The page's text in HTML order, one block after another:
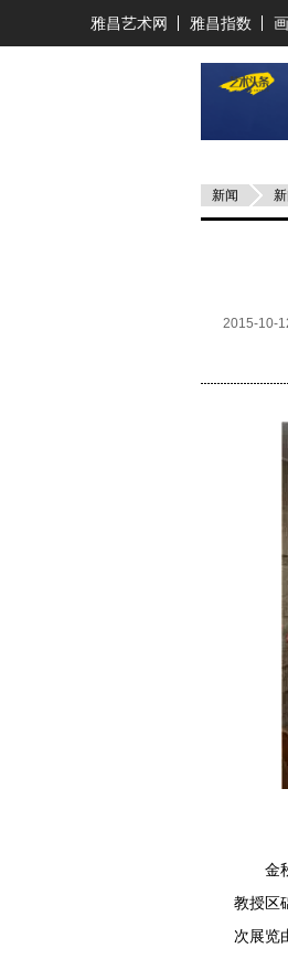
雅昌艺术网 雅昌指数
新闻
2015-10-
金秋
教授区
次展览